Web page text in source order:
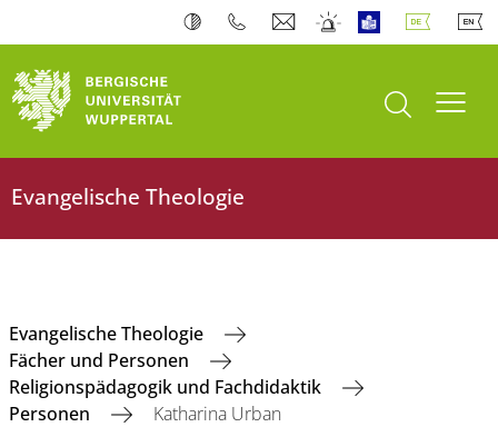
Suche öffnen
Evangelische Theologie
Evangelische Theologie
Fächer und Personen
Religionspädagogik und Fachdidaktik
Personen
Katharina Urban